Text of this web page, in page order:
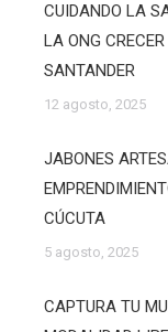
CUIDANDO LA
LA ONG
SANTANDER
12 agosto, 2025
JABONES
CÚCUTA
5 agosto, 2025
CAPTURA TU